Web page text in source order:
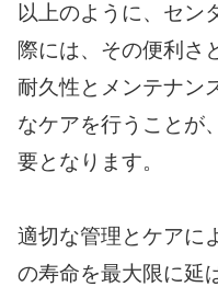
以上のように、セン
際には、その便利さ
耐久性とメンテナン
なケアを行うことが
要となります。
適切な管理とケアに
の寿命を最大限に延